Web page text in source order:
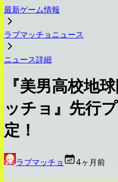
最新ゲーム情報
ラブマッチョニュース
ニュース詳細
『美男高校地
ッチョ』先行
定！
ラブマッチョ 4ヶ月前